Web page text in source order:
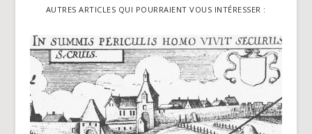
AUTRES ARTICLES QUI POURRAIENT VOUS INTÉRESSER :